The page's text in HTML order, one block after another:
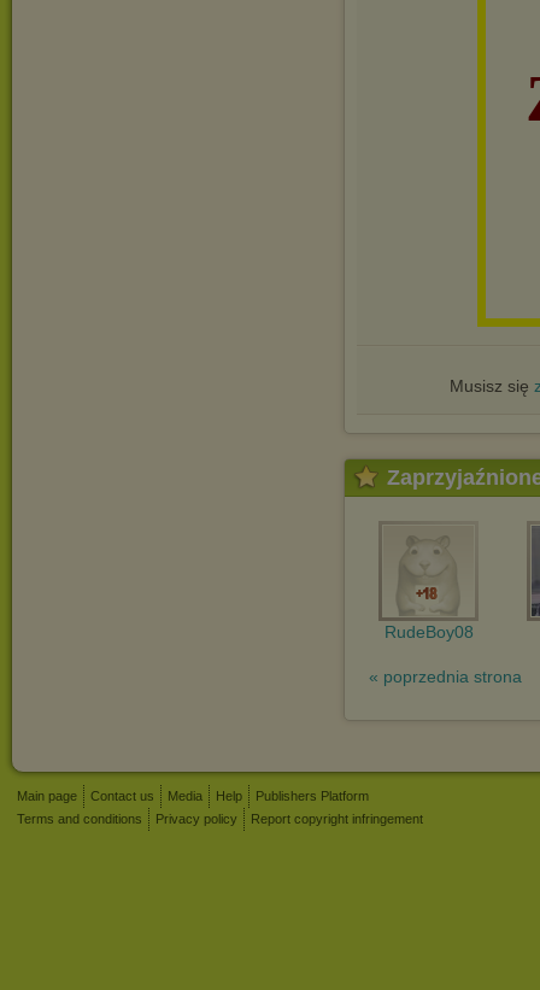
Musisz się
RudeBoy08
« poprzednia strona
Main page Contact us Media Help
Publishers Platform
Terms and conditions
Privacy policy Report copyright infringement